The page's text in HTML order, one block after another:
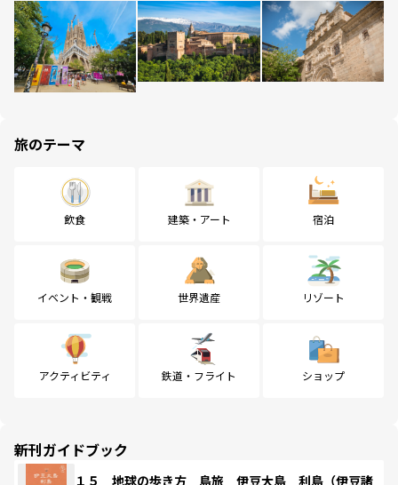
旅のテーマ
飲食 建築・アート 宿泊
イベント・観戦 世界遺産 リゾート
アクティビティ 鉄道・フライト ショップ
新刊ガイドブック
１５ 地球の歩き方 島旅 伊豆大島 利島（伊豆諸